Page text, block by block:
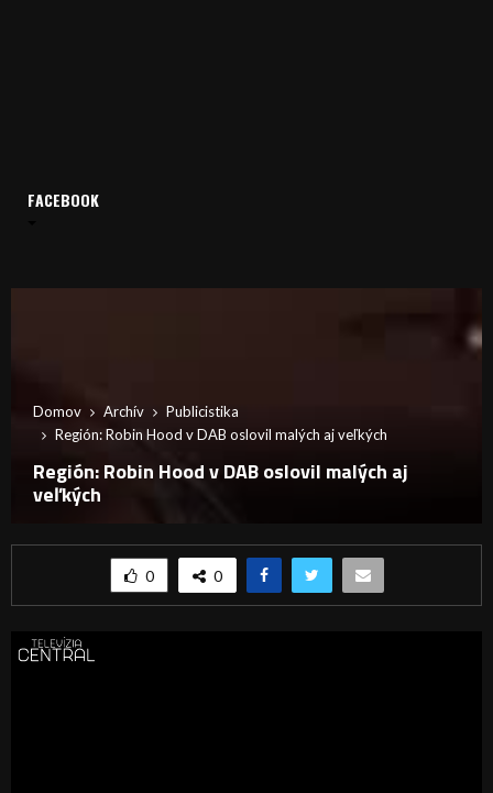
Domov Archív
Publicistika
Región: Robin Hood v DAB oslovil malých aj veľkých
Región: Robin Hood v DAB oslovil malých aj
veľkých
0 0
FACEBOOK